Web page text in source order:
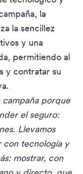
la
la sencillez
y una
permitiendo al
y contratar su
campaña porque
el seguro:
Llevamos
con tecnología y
mostrar, con